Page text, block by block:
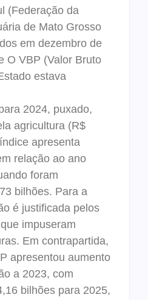
(Federação da
de Mato Grosso
em dezembro de
O VBP (Valor Bruto
estava
2024, puxado,
agricultura (R$
apresenta
relação ao ano
foram
bilhões. Para a
é justificada pelos
impuseram
Em contrapartida,
apresentou aumento
a 2023, com
bilhões para 2025,